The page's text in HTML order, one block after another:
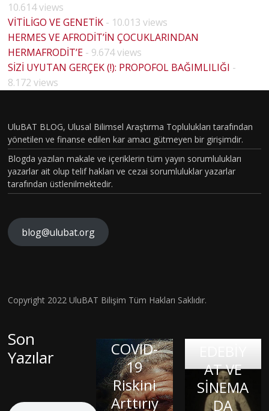
10.614 views
VİTİLİGO VE GENETİK - 10.013 views
HERMES VE AFRODİT’İN ÇOCUKLARINDAN
HERMAFRODİT’E - 9.674 views
SİZİ UYUTAN GERÇEK (!): PROPOFOL BAĞIMLILIĞI -
8.172 views
UluBAT BLOG, Ulusal Bilimsel Araştırma Toplulukları tarafından
yönetilen ve finanse edilen kar amacı gütmeyen bir girişimdir.
Blogda yazılan makale ve içeriklerin tüm yayın sorumlulukları
yazarlar ait olup telif hakları ve cezai sorumluluklar yazarlar
tarafından üstlenilmektedir.
blog@ulubat.org
Copyright 2022 UluBAT Bilişim Tüm Hakları Saklıdır.
Son
Yazılar
Balond
aki
David
Miras
COVID-
19
Riskini
Arttırıy
nezi ve
Sitokin
Fırtınas
ı Dışa
Vurmak
Terapis
LİNÇ
KÜLTÜ
AT VE
SİNEMA
DA